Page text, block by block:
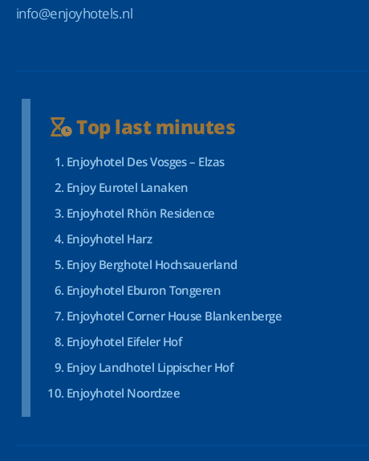
info@enjoyhotels.nl
Top last minutes
Enjoyhotel Des Vosges – Elzas
Enjoy Eurotel Lanaken
Enjoyhotel Rhön Residence
Enjoyhotel Harz
Enjoy Berghotel Hochsauerland
Enjoyhotel Eburon Tongeren
Enjoyhotel Corner House Blankenberge
Enjoyhotel Eifeler Hof
Enjoy Landhotel Lippischer Hof
Enjoyhotel Noordzee